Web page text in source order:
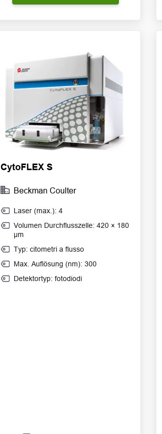
CytoFLEX S
Beckman Coulter
Laser (max.): 4
Volumen Durchflusszelle: 420 × 180
μm
Typ: citometri a flusso
Max. Auflösung (nm): 300
Detektortyp: fotodiodi